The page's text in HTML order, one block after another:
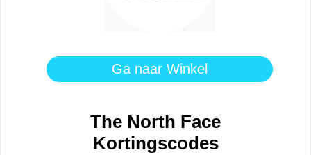
Ga naar Winkel
The North Face
Kortingscodes